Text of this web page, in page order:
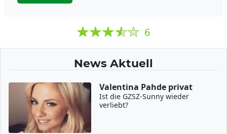
6
News Aktuell
Valentina Pahde privat
Ist die GZSZ-Sunny wieder
verliebt?